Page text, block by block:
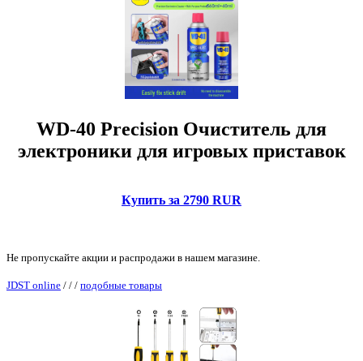
WD-40 Precision Очиститель для
электроники для игровых приставок
Купить за 2790 RUR
Не пропускайте акции и распродажи в нашем магазине.
JDST online / / / подобные товары